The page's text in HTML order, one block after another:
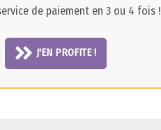
de paiement en 3 ou 4 fois !
J'EN PROFITE !